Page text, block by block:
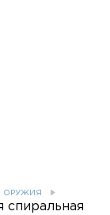
ОРУЖИЯ
спиральная